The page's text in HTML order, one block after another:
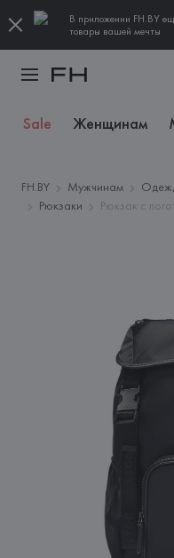
В приложении FH.BY
товары вашей мечты
Sale Женщинам
FH.BY Мужчинам
Рюкзаки
Рюкзак с